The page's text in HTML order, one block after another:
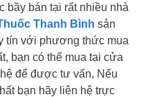
bầy bán tại rất nhiều nhà
Thanh Bình sản
tín với phương thức mua
bạn có thể mua tại cửa
để được tư vấn, Nếu
bạn hãy liên hệ trực